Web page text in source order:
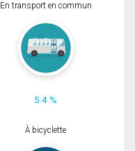
En transport en commun
5.4 %
À bicyclette